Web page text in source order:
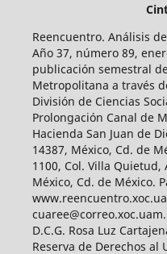
Reencuentro. Análisis
Año 37, número 89,
publicación semestral
Metropolitana a través
División de Ciencias
Prolongación Canal de
Hacienda San Juan de
14387, México, Cd. de
1100, Col. Villa Quietud,
México, Cd. de México.
D.C.G. Rosa Luz
Reserva de Derechos al